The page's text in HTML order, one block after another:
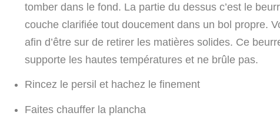
tomber dans le fond. La partie du dessus c’est le
couche clarifiée tout doucement dans un bol propre.
afin d’être sur de retirer les matières solides. Ce
supporte les hautes températures et ne brûle pas.
Rincez le persil et hachez le finement
Faites chauffer la plancha